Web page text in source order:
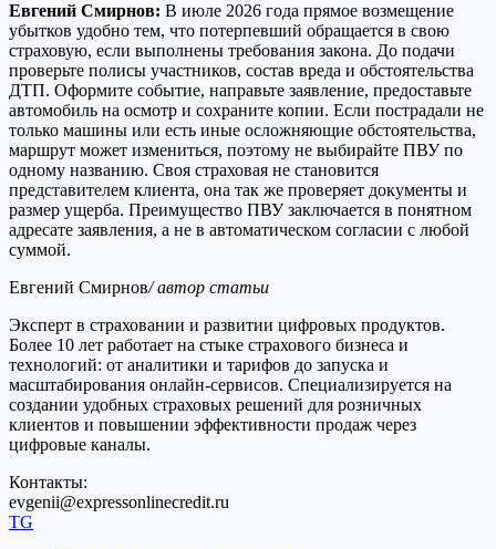
Евгений Смирнов: В июле 2026 года прямое возмещение
убытков удобно тем, что потерпевший обращается в свою
страховую, если выполнены требования закона. До подачи
проверьте полисы участников, состав вреда и обстоятельства
ДТП. Оформите событие, направьте заявление, предоставьте
автомобиль на осмотр и сохраните копии. Если пострадали не
только машины или есть иные осложняющие обстоятельства,
маршрут может измениться, поэтому не выбирайте ПВУ по
одному названию. Своя страховая не становится
представителем клиента, она так же проверяет документы и
размер ущерба. Преимущество ПВУ заключается в понятном
адресате заявления, а не в автоматическом согласии с любой
суммой.
Евгений Смирнов/ автор статьи
Эксперт в страховании и развитии цифровых продуктов.
Более 10 лет работает на стыке страхового бизнеса и
технологий: от аналитики и тарифов до запуска и
масштабирования онлайн-сервисов. Специализируется на
создании удобных страховых решений для розничных
клиентов и повышении эффективности продаж через
цифровые каналы.
Контакты:
evgenii@expressonlinecredit.ru
TG